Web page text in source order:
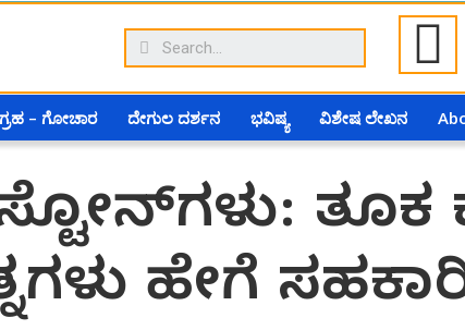
ಗ್ರಹ – ಗೋಚಾರ ದೇಗುಲ ದರ್ಶನ ಭವಿಷ್ಯ ವಿಶೇಷ ಲೇಖನ
ಹೇಗೆ